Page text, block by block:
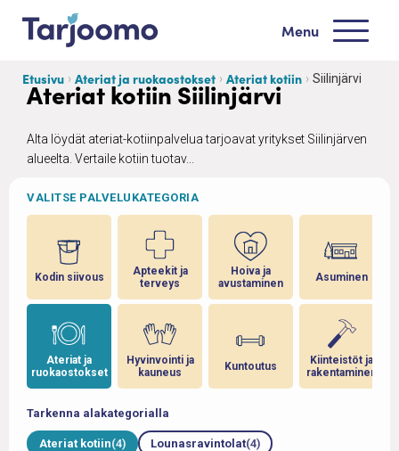
Siirry sisältöön
Menu
Etusivu Ateriat ja ruokaostokset Ateriat kotiin Siilinjärvi
Ateriat kotiin Siilinjärvi
Alta löydät ateriat-kotiinpalvelua tarjoavat yritykset Siilinjärven
alueelta. Vertaile kotiin tuotav...
VALITSE PALVELUKATEGORIA
Kodin siivous
Ateriat ja
ruokaostokset
Apteekit ja
terveys
Hyvinvointi ja
kauneus
Hoiva ja
avustaminen
Kuntoutus
Asuminen
Kiinteistöt ja
rakentaminen
Tarkenna alakategorialla
Ateriat kotiin(4) Lounasravintolat(4)